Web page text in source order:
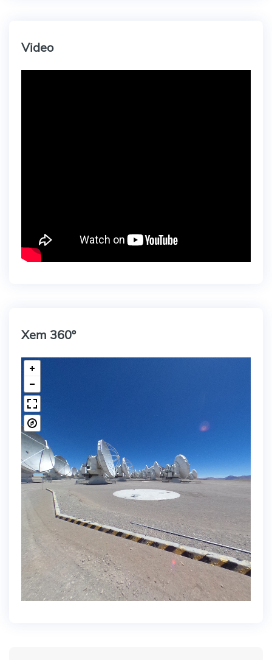
Video
Xem 360º